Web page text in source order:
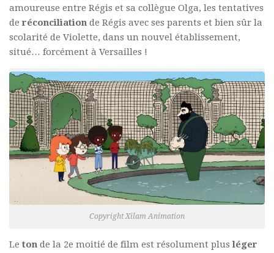
amoureuse entre Régis et sa collègue Olga, les tentatives
deréconciliation de Régis avec ses parents et bien sûr la
scolarité de Violette, dans un nouvel établissement,
situé… forcément à Versailles !
Copyright Xilam Animation
Le ton de la 2e moitié de film est résolument plusléger